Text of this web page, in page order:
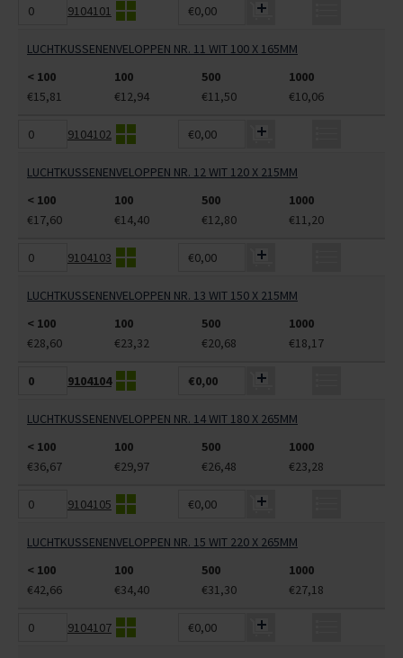
9104101 €0,00
LUCHTKUSSENENVELOPPEN NR. 11 WIT 100 X 165MM
< 100
100 500
1000
€15,81
€12,94 €11,50 €10,06
9104102 €0,00
LUCHTKUSSENENVELOPPEN NR. 12 WIT 120 X 215MM
< 100
100 500
1000
€17,60
€14,40 €12,80 €11,20
9104103 €0,00
LUCHTKUSSENENVELOPPEN NR. 13 WIT 150 X 215MM
< 100
100 500
1000
€28,60
€23,32 €20,68 €18,17
9104104 €0,00
LUCHTKUSSENENVELOPPEN NR. 14 WIT 180 X 265MM
< 100
100 500
1000
€36,67
€29,97 €26,48 €23,28
9104105 €0,00
LUCHTKUSSENENVELOPPEN NR. 15 WIT 220 X 265MM
< 100
100 500
1000
€42,66
€34,40 €31,30 €27,18
9104107 €0,00